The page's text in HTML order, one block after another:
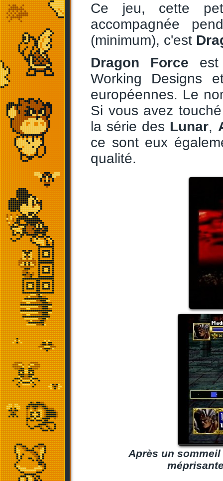
Ce jeu, cette
accompagnée
(minimum), c'est
Dragon Force est
Working Designs
européennes. Le
Si vous avez
la série des Lunar,
ce sont eux
qualité.
Après un